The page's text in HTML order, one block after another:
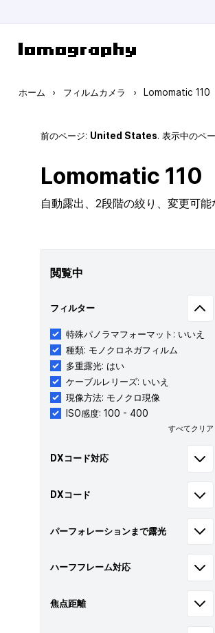
ホーム › フィルムカメラ › Lomomatic 110
前のページ: United States. 表示中のペ
Lomomatic 110
自動露出、2段階の絞り、変更可
閲覧中
フィルター
特殊パノラマフォーマット: いいえ
種類: モノクロネガフィルム
多重露光: はい
ケーブルレリーズ: いいえ
現像方法: モノクロ現像
ISO感度: 100 - 400
すべてクリア
DXコード対応
DXコード
パーフォレーションまで露光
ハーフフレーム対応
焦点距離